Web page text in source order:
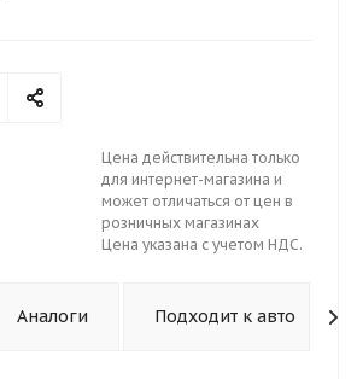
Цена действительна только
для интернет-магазина и
может отличаться от цен в
розничных магазинах
Цена указана с учетом НДС.
Аналоги Подходит к авто